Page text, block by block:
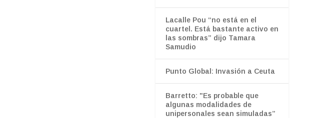
Lacalle Pou “no está en el
cuartel. Está bastante activo en
las sombras” dijo Tamara
Samudio
Punto Global: Invasión a Ceuta
Barretto: "Es probable que
algunas modalidades de
unipersonales sean simuladas”